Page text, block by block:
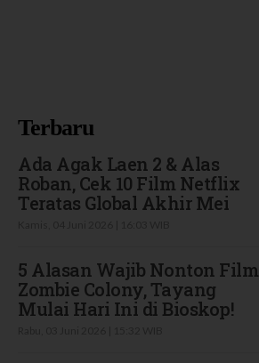
Terbaru
Ada Agak Laen 2 & Alas
Roban, Cek 10 Film Netflix
Teratas Global Akhir Mei
5 Alasan Wajib Nonton Film
Zombie Colony, Tayang
Mulai Hari Ini di Bioskop!